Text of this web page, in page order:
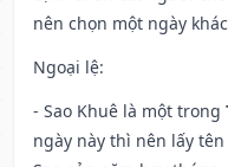
nên chọn một ngày
Ngoại lệ:
- Sao Khuê là một trong
ngày này thì nên lấy